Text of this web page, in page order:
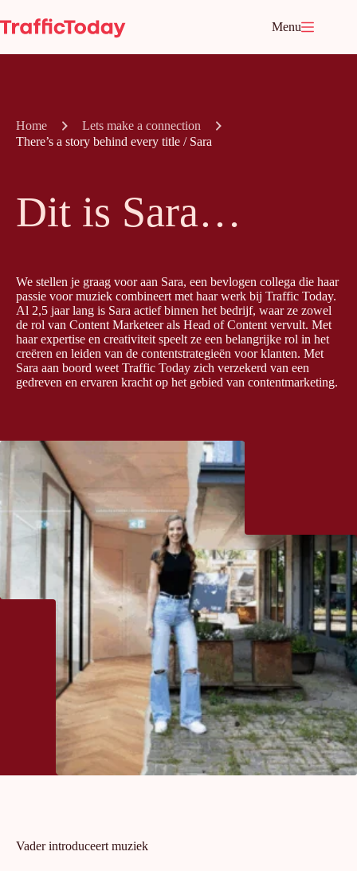
naar
de
Menu
Home
Lets make a connection
There’s a story behind every title / Sara
Dit is Sara…
We stellen je graag voor aan Sara, een bevlogen collega die haar
passie voor muziek combineert met haar werk bij Traffic Today.
Al 2,5 jaar lang is Sara actief binnen het bedrijf, waar ze zowel
de rol van Content Marketeer als Head of Content vervult. Met
haar expertise en creativiteit speelt ze een belangrijke rol in het
creëren en leiden van de contentstrategieën voor klanten. Met
Sara aan boord weet Traffic Today zich verzekerd van een
gedreven en ervaren kracht op het gebied van contentmarketing.
Vader introduceert muziek